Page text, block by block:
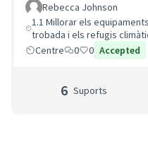
Rebecca Johnson
1.1 Millorar els
trobada i els refugis
Centre
0 0 Accepted
6 Suports